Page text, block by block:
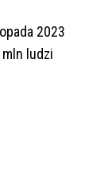
2023
ludzi